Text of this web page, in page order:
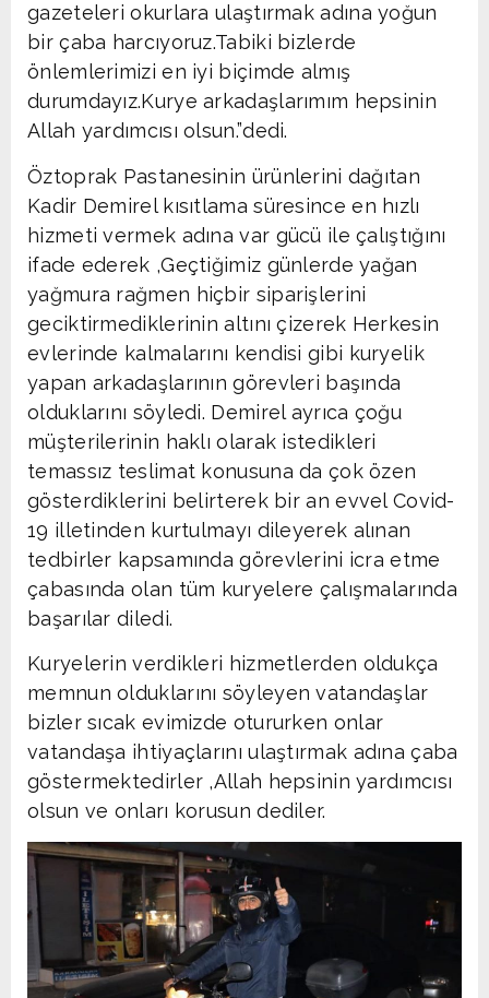
gazeteleri okurlara ulaştırmak adına yoğun
bir çaba harcıyoruz.Tabiki bizlerde
önlemlerimizi en iyi biçimde almış
durumdayız.Kurye arkadaşlarımım hepsinin
Allah yardımcısı olsun.”dedi.
Öztoprak Pastanesinin ürünlerini dağıtan
Kadir Demirel kısıtlama süresince en hızlı
hizmeti vermek adına var gücü ile çalıştığını
ifade ederek ,Geçtiğimiz günlerde yağan
yağmura rağmen hiçbir siparişlerini
geciktirmediklerinin altını çizerek Herkesin
evlerinde kalmalarını kendisi gibi kuryelik
yapan arkadaşlarının görevleri başında
olduklarını söyledi. Demirel ayrıca çoğu
müşterilerinin haklı olarak istedikleri
temassız teslimat konusuna da çok özen
gösterdiklerini belirterek bir an evvel Covid-
19 illetinden kurtulmayı dileyerek alınan
tedbirler kapsamında görevlerini icra etme
çabasında olan tüm kuryelere çalışmalarında
başarılar diledi.
Kuryelerin verdikleri hizmetlerden oldukça
memnun olduklarını söyleyen vatandaşlar
bizler sıcak evimizde otururken onlar
vatandaşa ihtiyaçlarını ulaştırmak adına çaba
göstermektedirler ,Allah hepsinin yardımcısı
olsun ve onları korusun dediler.